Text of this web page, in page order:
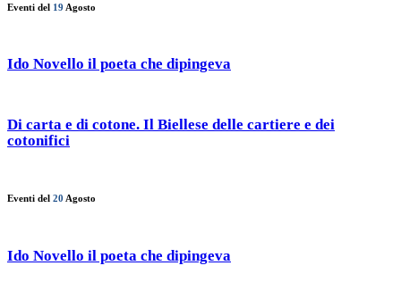
Eventi del 19 Agosto
Ido Novello il poeta che dipingeva
Di carta e di cotone. Il Biellese delle cartiere e dei
cotonifici
Eventi del 20 Agosto
Ido Novello il poeta che dipingeva